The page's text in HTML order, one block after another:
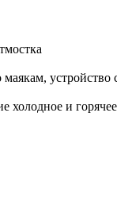
устройство
холодное и